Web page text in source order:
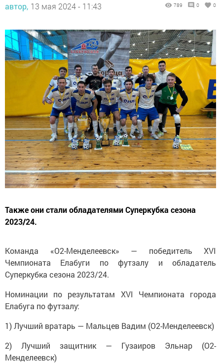
автор, 13 мая 2024 - 11:43 789 0 0
Также они стали обладателями Суперкубка сезона
2023/24.
Команда «О2-Менделеевск» — победитель XVI
Чемпионата Елабуги по футзалу и обладатель
Суперкубка сезона 2023/24.
Номинации по результатам XVI Чемпионата города
Елабуга по футзалу:
1) Лучший вратарь — Мальцев Вадим (О2-Менделеевск)
2) Лучший защитник — Гузаиров Эльнар (О2-
Менделеевск)